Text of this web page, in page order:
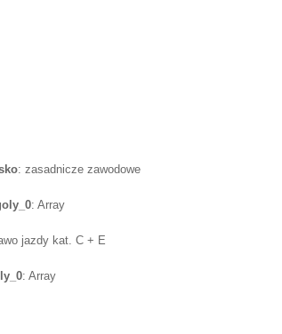
: zasadnicze zawodowe
: Array
jazdy kat. C + E
: Array